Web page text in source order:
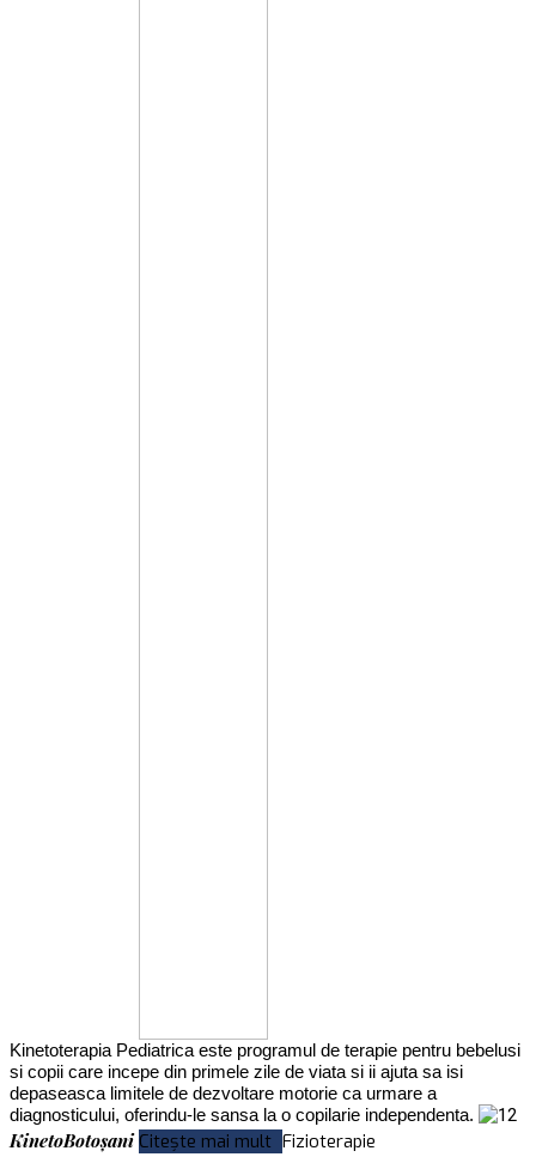
Kinetoterapia Pediatrica este programul de terapie pentru bebelusi
si copii care incepe din primele zile de viata si ii ajuta sa isi
depaseasca limitele de dezvoltare motorie ca urmare a
diagnosticului, oferindu-le sansa la o copilarie independenta.
KinetoBotoșani Citește mai mult Fizioterapie